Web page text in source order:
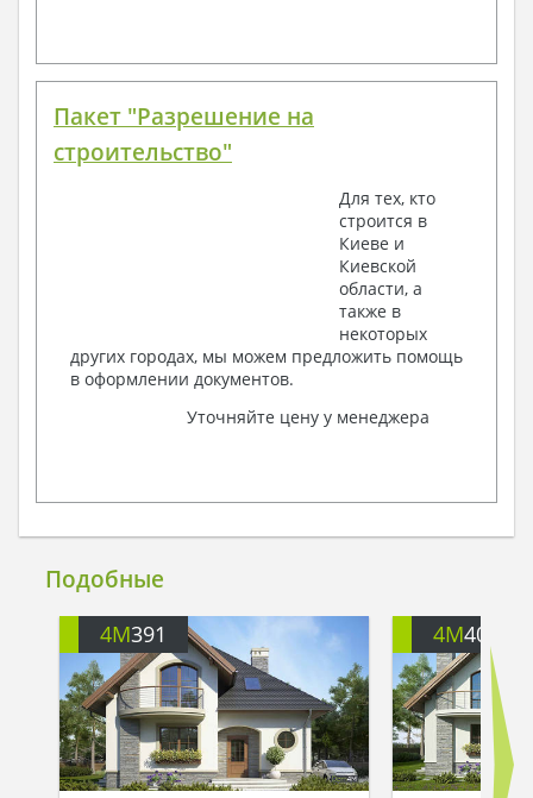
Пакет "Разрешение на
строительство"
Для тех, кто
строится в
Киеве и
Киевской
области, а
также в
некоторых
других городах, мы можем предложить помощь
в оформлении документов.
Уточняйте цену у менеджера
Подобные
4M391 4M401